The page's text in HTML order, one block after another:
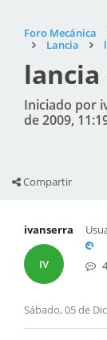
Foro Mecánica
Lancia
lancia
Iniciado por
de 2009,
Compartir
ivanserra
IV 4
Sábado, 05 de